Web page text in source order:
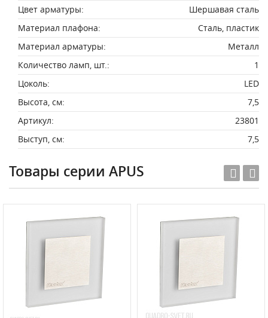
Цвет арматуры:
Шершавая сталь
Материал плафона:
Сталь, пластик
Материал арматуры:
Металл
Количество ламп, шт.:
1
Цоколь:
LED
Высота, см:
7,5
Артикул:
23801
Выступ, см:
7,5
Товары серии APUS